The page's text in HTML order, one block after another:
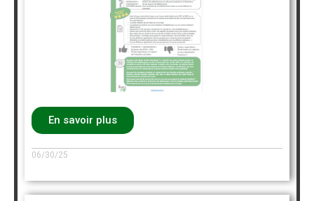
En savoir plus
06/30/25